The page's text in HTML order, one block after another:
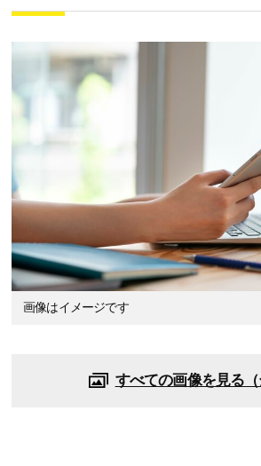
画像はイメージです
すべての画像を見る（